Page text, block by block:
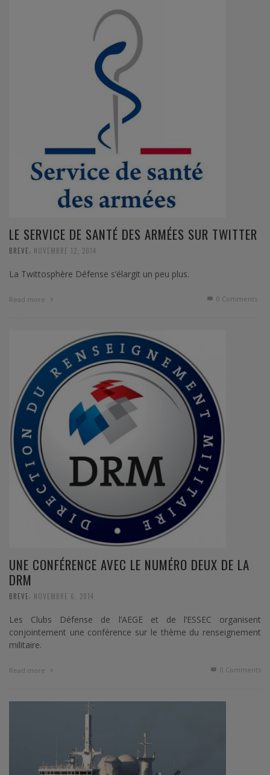
LE SERVICE DE SANTÉ DES ARMÉES SUR TWITTER
BREVE NOVEMBRE 12, 2014
La Twittosphère Défense s’élargit un peu plus.
Read more 0 Comments
UNE CONFÉRENCE AVEC LE NUMÉRO DEUX DE LA
DRM
BREVE NOVEMBRE 6, 2014
Les Clubs Défense de l’AEGE et de l’ESSEC organisent
conjointement une conférence sur le thème du renseignement
militaire.
Read more 0 Comments